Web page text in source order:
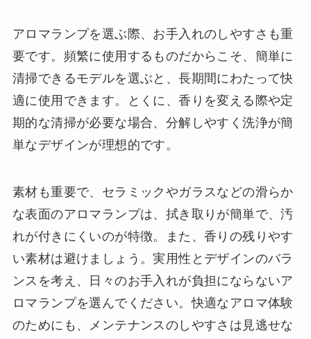
アロマランプを選ぶ際、お手入れのしやすさも重
要です。頻繁に使用するものだからこそ、簡単に
清掃できるモデルを選ぶと、長期間にわたって快
適に使用できます。とくに、香りを変える際や定
期的な清掃が必要な場合、分解しやすく洗浄が簡
単なデザインが理想的です。
素材も重要で、セラミックやガラスなどの滑らか
な表面のアロマランプは、拭き取りが簡単で、汚
れが付きにくいのが特徴。また、香りの残りやす
い素材は避けましょう。実用性とデザインのバラ
ンスを考え、日々のお手入れが負担にならないア
ロマランプを選んでください。快適なアロマ体験
のためにも、メンテナンスのしやすさは見逃せな